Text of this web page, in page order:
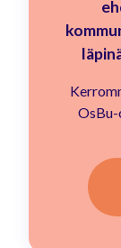
OsBu-